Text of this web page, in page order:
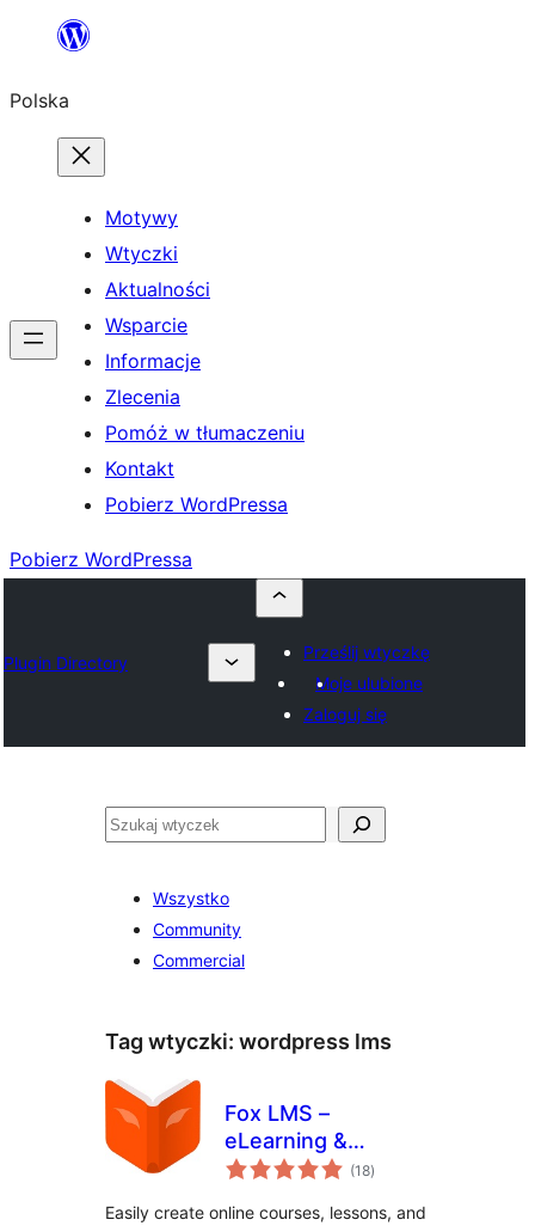
Przejdź
treści
Polska
Motywy
Wtyczki
Aktualności
Wsparcie
Informacje
Zlecenia
Pomóż w tłumaczeniu
Kontakt
Pobierz WordPressa
Pobierz WordPressa
Plugin Directory
Prześlij wtyczkę
Moje ulubione
Zaloguj się
Szukaj
Wszystko
Community
Commercial
Tag wtyczki: wordpress lms
Fox LMS –
eLearning &
Kreator kursów i
(18wszystkich
ocen
)
Easily create online courses, lessons, and